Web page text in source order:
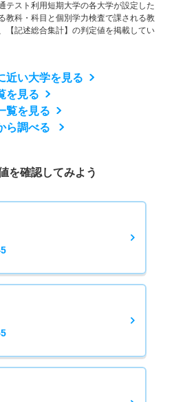
テスト利用短期大学の各大学が設定した
教科・科目と個別学力検査で課される教
【記述総合集計】の判定値を掲載してい
近い大学を見る
を見る
覧を見る
ら調べる
を確認してみよう